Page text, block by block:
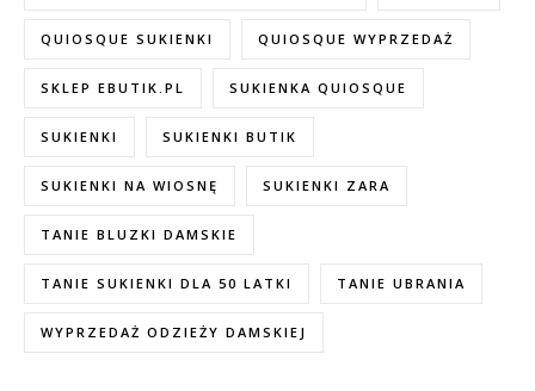
QUIOSQUE SUKIENKI QUIOSQUE WYPRZEDAŻ
SKLEP EBUTIK.PL SUKIENKA QUIOSQUE
SUKIENKI SUKIENKI BUTIK
SUKIENKI NA WIOSNĘ SUKIENKI ZARA
TANIE BLUZKI DAMSKIE
TANIE SUKIENKI DLA 50 LATKI TANIE UBRANIA
WYPRZEDAŻ ODZIEŻY DAMSKIEJ